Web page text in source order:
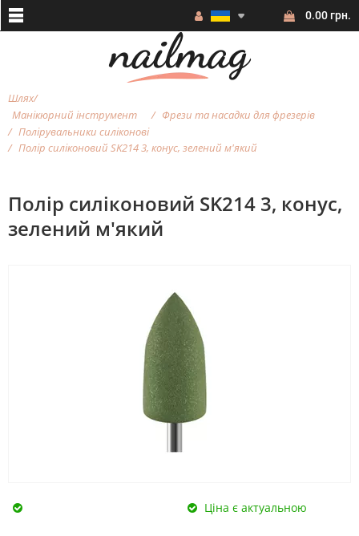
0.00 грн.
Шлях
Манікюрний інструмент
Фрези та насадки для фрезерiв
Полірувальники силіконові
Полір силіконовий SK214 3, конус, зелений м'який
Полір силіконовий SK214 3, конус,
зелений м'який
Ціна є актуальною